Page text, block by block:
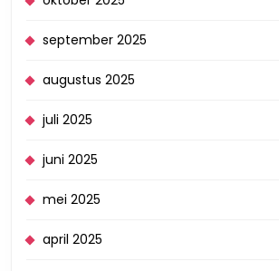
september 2025
augustus 2025
juli 2025
juni 2025
mei 2025
april 2025